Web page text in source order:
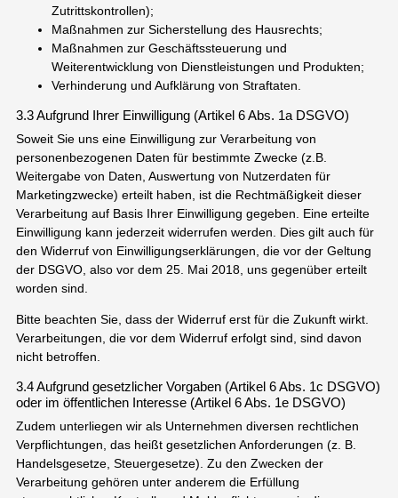
Zutrittskontrollen);
Maßnahmen zur Sicherstellung des Hausrechts;
Maßnahmen zur Geschäftssteuerung und
Weiterentwicklung von Dienstleistungen und Produkten;
Verhinderung und Aufklärung von Straftaten.
3.3 Aufgrund Ihrer Einwilligung (Artikel 6 Abs. 1a DSGVO)
Soweit Sie uns eine Einwilligung zur Verarbeitung von
personenbezogenen Daten für bestimmte Zwecke (z.B.
Weitergabe von Daten, Auswertung von Nutzerdaten für
Marketingzwecke) erteilt haben, ist die Rechtmäßigkeit dieser
Verarbeitung auf Basis Ihrer Einwilligung gegeben. Eine erteilte
Einwilligung kann jederzeit widerrufen werden. Dies gilt auch für
den Widerruf von Einwilligungserklärungen, die vor der Geltung
der DSGVO, also vor dem 25. Mai 2018, uns gegenüber erteilt
worden sind.
Bitte beachten Sie, dass der Widerruf erst für die Zukunft wirkt.
Verarbeitungen, die vor dem Widerruf erfolgt sind, sind davon
nicht betroffen.
3.4 Aufgrund gesetzlicher Vorgaben (Artikel 6 Abs. 1c DSGVO)
oder im öffentlichen Interesse (Artikel 6 Abs. 1e DSGVO)
Zudem unterliegen wir als Unternehmen diversen rechtlichen
Verpflichtungen, das heißt gesetzlichen Anforderungen (z. B.
Handelsgesetze, Steuergesetze). Zu den Zwecken der
Verarbeitung gehören unter anderem die Erfüllung